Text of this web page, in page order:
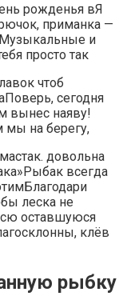
рожденья в​Я
приманка —​
и
просто так​
чтоб
сегодня
вынес наяву!​​
мы на берегу,​
довольна​​
всегда
леска не​​
оставшуюся
клёв
рыбку